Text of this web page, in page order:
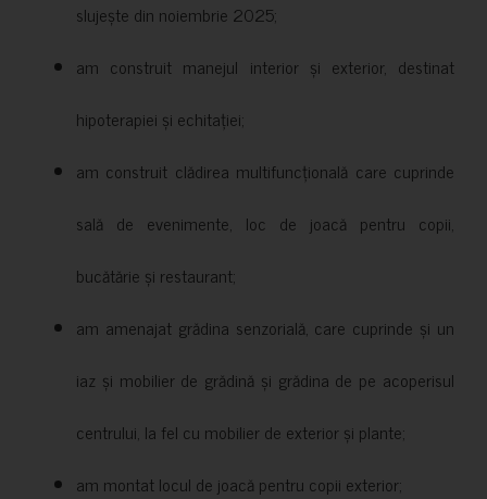
slujește din noiembrie 2025;
am construit manejul interior și exterior, destinat
hipoterapiei și echitației;
am construit clădirea multifuncțională care cuprinde
sală de evenimente, loc de joacă pentru copii,
bucătărie și restaurant;
am amenajat grădina senzorială, care cuprinde și un
iaz și mobilier de grădină și grădina de pe acoperisul
centrului, la fel cu mobilier de exterior și plante;
am montat locul de joacă pentru copii exterior;